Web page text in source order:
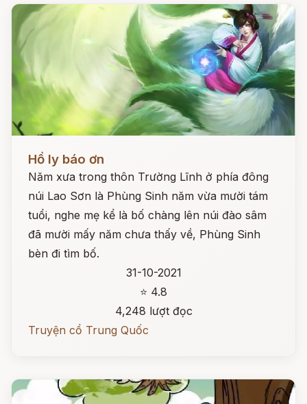
Đọc ngay
Hồ ly báo ơn
Năm xưa trong thôn Trường Lĩnh ở phía đông
núi Lao Sơn là Phùng Sinh năm vừa mười tám
tuổi, nghe mẹ kể là bố chàng lên núi đào sâm
đã mười mấy năm chưa thấy về, Phùng Sinh
bèn đi tìm bố.
31-10-2021
⭐ 4.8
4,248 lượt đọc
Truyện cổ Trung Quốc